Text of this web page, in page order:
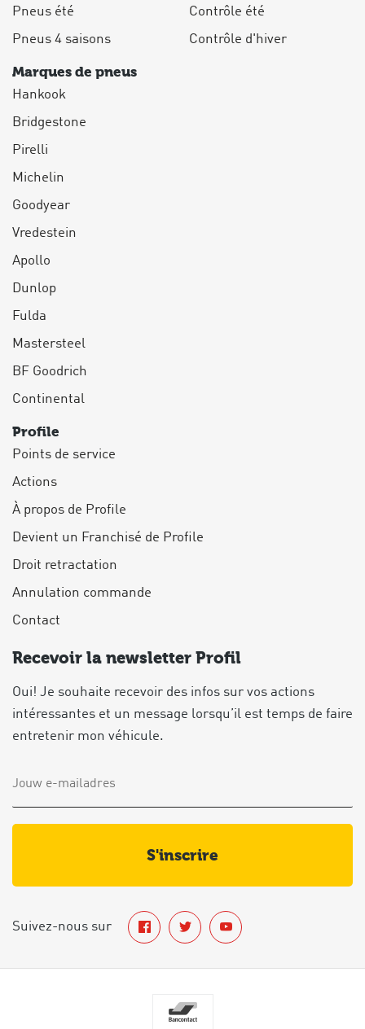
Pneus été
Pneus 4 saisons
Contrôle été
Contrôle d'hiver
Marques de pneus
Hankook
Bridgestone
Pirelli
Michelin
Goodyear
Vredestein
Apollo
Dunlop
Fulda
Mastersteel
BF Goodrich
Continental
Profile
Points de service
Actions
À propos de Profile
Devient un Franchisé de Profile
Droit retractation
Annulation commande
Contact
Recevoir la newsletter Profil
Oui! Je souhaite recevoir des infos sur vos actions
intéressantes et un message lorsqu’il est temps de faire
entretenir mon véhicule.
s'inscrire
Suivez-nous sur